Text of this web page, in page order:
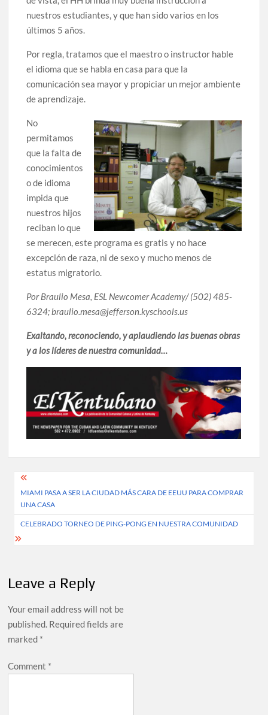
nuestros estudiantes, y que han sido varios en los
últimos 5 años.
Por regla, tratamos que el maestro o instructor hable
el idioma que se habla en casa para que la
comunicación sea mayor y propiciar un mejor ambiente
de aprendizaje.
No
permitamos
que la falta de
conocimientos
o de idioma
impida que
nuestros hijos
reciban lo que
se merecen, este programa es gratis y no hace
excepción de raza, ni de sexo y mucho menos de
estatus migratorio.
Por Braulio Mesa, ESL Newcomer Academy/ (502) 485-
6324; braulio.mesa@jefferson.kyschools.us
Exaltando, reconociendo, y aplaudiendo las buenas obras
y a los líderes de nuestra comunidad…
Post
navigation
MIAMI PASA A SER LA CIUDAD MÁS CARA DE EEUU PARA COMPRAR
UNA CASA
CELEBRADO TORNEO DE PING-PONG EN NUESTRA COMUNIDAD
Leave a Reply
Your email address will not be
published. Required fields are
marked *
Comment *